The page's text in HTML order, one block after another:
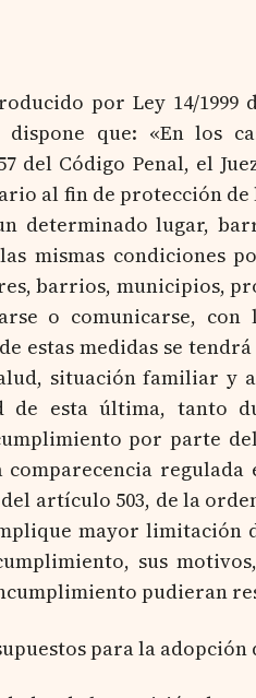
por Ley 14/
dispone que: «En
del Código Penal, el
al fin de protección
determinado lugar,
mismas
barrios, municipios,
o comunicarse,
estas medidas se
situación familiar y
de esta última, tanto
por parte
comparecencia
artículo 503, de la
mayor limitación
sus
pudieran
para la